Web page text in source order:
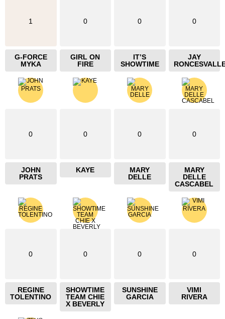
1
G-FORCE
MYKA
0
GIRL ON
FIRE
0
IT’S
SHOWTIME
0
JAY
0
JOHN
PRATS
0
KAYE
0
MARY
DELLE
0
MARY
DELLE
CASCABEL
0
REGINE
TOLENTINO
0
SHOWTIME
TEAM CHIE
X BEVERLY
0
SUNSHINE
GARCIA
0
VIMI
RIVERA